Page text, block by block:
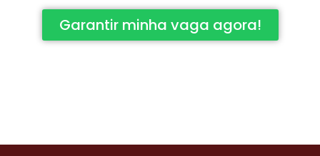
Garantir minha vaga agora!